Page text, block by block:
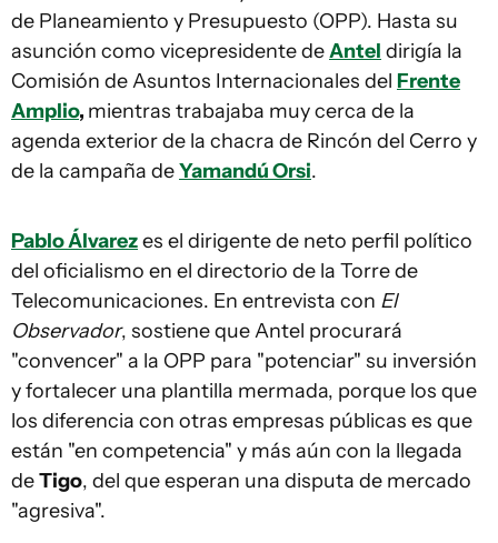
de Planeamiento y Presupuesto (OPP). Hasta su
asunción como vicepresidente deAntel dirigía la
Comisión de Asuntos Internacionales del Frente
Amplio, mientras trabajaba muy cerca de la
agenda exterior de la chacra de Rincón del Cerro y
de la campaña deYamandú Orsi.
Pablo Álvarezes el dirigente de neto perfil político
del oficialismo en el directorio de la Torre de
Telecomunicaciones. En entrevista con El
Observador, sostiene que Antel procurará
"convencer" a la OPP para "potenciar" su inversión
y fortalecer una plantilla mermada, porque los que
los diferencia con otras empresas públicas es que
están "en competencia" y más aún con la llegada
deTigo, del que esperan una disputa de mercado
"agresiva".